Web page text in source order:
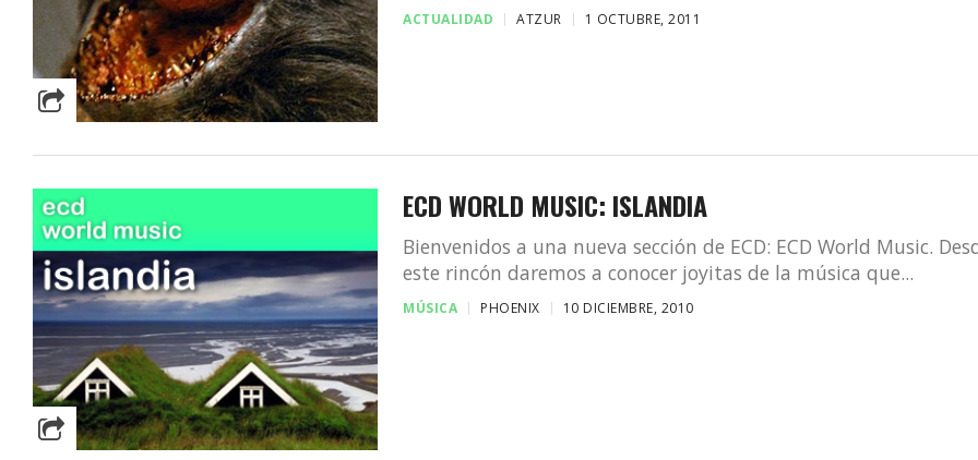
ACTUALIDAD ATZUR 1 OCTUBRE, 2011
ECD WORLD MUSIC: ISLANDIA
Bienvenidos a una nueva sección de ECD: ECD World Music.
este rincón daremos a conocer joyitas de la música que...
MÚSICA PHOENIX 10 DICIEMBRE, 2010